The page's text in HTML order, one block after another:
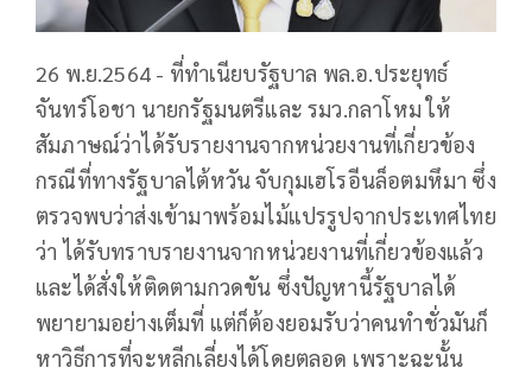
26 พ.ย.2564 - ที่ทำเนียบรัฐบาล พล.อ.ประยุทธ์
จันทร์โอชา นายกรัฐมนตรีและ รมว.กลาโหม ให้
สัมภาษณ์ว่าได้รับรายงานจากหน่วยงานที่เกี่ยวข้อง
กรณีที่ทางรัฐบาลไต้หวัน จับกุมเฮโรอีนล็อตมหึมา ซึ่ง
ตรวจพบว่าส่งเข้ามาพร้อมไม้แปรรูปจากประเทศไทย
ว่า ได้รับทราบรายงานจากหน่วยงานที่เกี่ยวข้องแล้ว
และได้สั่งให้ติดตามกวดขัน ซึ่งปัญหานี้รัฐบาลได้
พยายามอย่างเต็มที่ แต่ก็ต้องยอมรับว่าคนทำชั่วมันก็
หาวิธีการที่จะหลีกเลี่ยงได้โดยตลอด เพราะฉะนั้น